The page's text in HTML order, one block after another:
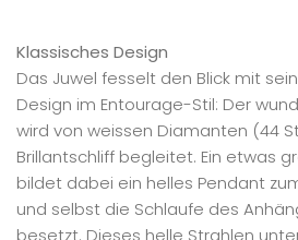
Klassisches Design
Das Juwel fesselt den Blick mit
Design im Entourage-Stil: Der
wird von weissen Diamanten (44
Brillantschliff begleitet. Ein etwas
bildet dabei ein helles Pendant
und selbst die Schlaufe des
besetzt. Dieses helle Strahlen